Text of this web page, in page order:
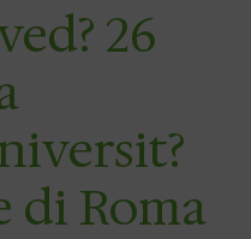
26
di Roma